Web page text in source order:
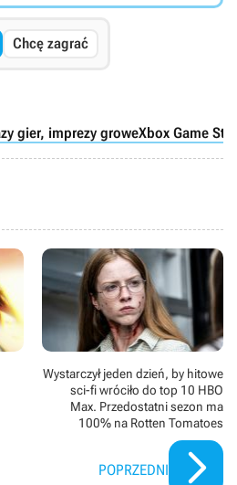
Chcę zagrać
gier, imprezy groweXbox Game
Wystarczył jeden dzień, by hitowe
sci-fi wróciło do top 10 HBO
Max. Przedostatni sezon ma
100% na Rotten Tomatoes
POPRZEDNI